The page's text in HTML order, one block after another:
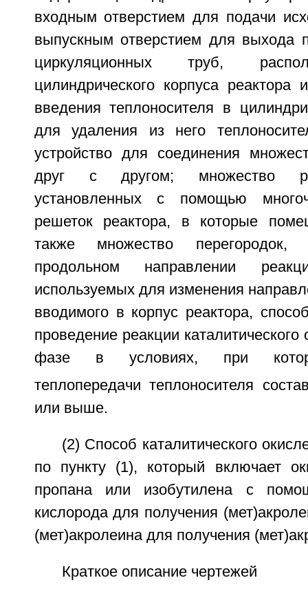
входным отверстием для подачи
выпускным отверстием для выхода
циркуляционных труб,
цилиндрического корпуса
введения теплоносителя в
для удаления из него
устройство для соединения
друг с другом; множество
установленных с помощью
решеток реактора, в которые
также множество перегородок,
продольном направлении
используемых для изменения
вводимого в корпус реактора,
проведение реакции
фазе в условиях, при
теплопередачи теплоносителя
или выше.
(2) Способ каталитического
по пункту (1), который включает
пропана или изобутилена с
кислорода для получения
(мет)акролеина для получения
Краткое описание чертежей